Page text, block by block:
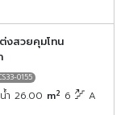
งสวยคุมโทน
0155
ำ 26.00 m2 6 A